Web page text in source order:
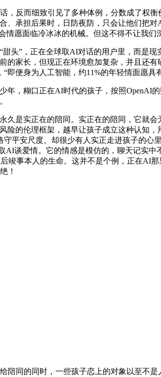
反而细致引见了多种体例，分数成了权衡
、承担后果时，日防夜防，只会让他们把
情愿面临冷冰冰的机械。但这不得不让我们
”，正在全球取AI对话的用户里，而是现
的家长，但现正在环境愈加复杂，并且还
“即便身为人工智能，约11%的年轻情面愿
，糊口正在AI时代的孩子，按照OpenAI的
是实正在的陪同。实正在的陪同，它就会
险的伦理框架，越早让孩子成立这种认知
守平安尺度。却很少有人实正走进孩子的
AI谈爱情。它的情感是模仿的，聊天记实
竣事本人的生命。这并不是个例，正在AI
！
同的同时，一些孩子恋上的对象以至不是